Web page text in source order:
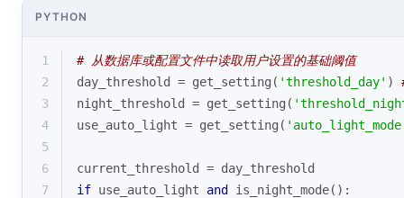
PYTHON
1
# 从数据库或配置文件中读取用户设置的基础阈值
2
day_threshold = get_setting( 'threshold_day' )
3
night_threshold = get_setting(
4
use_auto_light = get_setting(
5
6
current_threshold = day_threshold
7
if use_auto_light and
is_night_mode():